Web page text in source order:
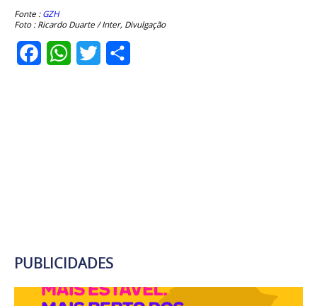
Fonte :GZH
Foto : Ricardo Duarte / Inter, Divulgação
FacebookWhatsApp
Twitter
PUBLICIDADES